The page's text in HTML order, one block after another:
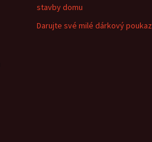
stavby domu
Darujte své milé dárkový poukaz